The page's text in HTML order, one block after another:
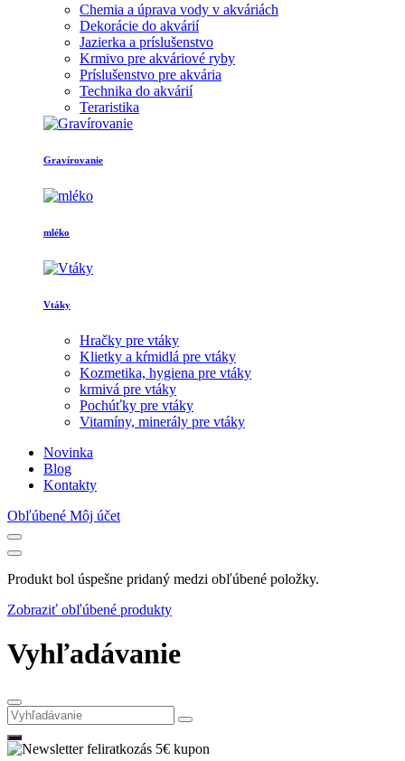
Chemia a úprava vody v akváriách
Dekorácie do akvárií
Jazierka a príslušenstvo
Krmivo pre akváriové ryby
Príslušenstvo pre akvária
Technika do akvárií
Teraristika
Gravírovanie
mléko
Vtáky
Hračky pre vtáky
Klietky a kŕmidlá pre vtáky
Kozmetika, hygiena pre vtáky
krmivá pre vtáky
Pochúťky pre vtáky
Vitamíny, minerály pre vtáky
Novinka
Blog
Kontakty
Obľúbené Môj účet
Produkt bol úspešne pridaný medzi obľúbené položky.
Zobraziť obľúbené produkty
Vyhľadávanie